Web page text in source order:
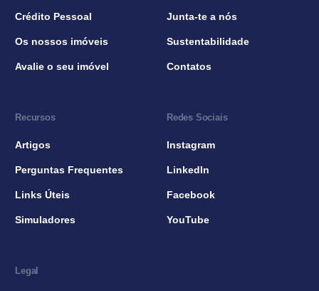
Crédito Pessoal
Os nossos imóveis
Avalie o seu imóvel
Junta-te a nós
Sustentabilidade
Contatos
Recursos
Artigos
Perguntas Frequentes
Links Úteis
Simuladores
Redes Sociais
Instagram
LinkedIn
Facebook
YouTube
Legal